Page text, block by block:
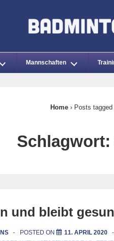
Mannschaften
Home › Posts
Schlagwort:
und bleibt
POSTED ON 11. APRIL 2020